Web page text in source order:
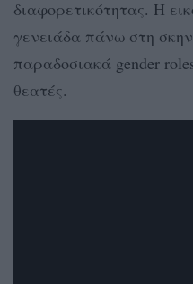
διαφορετικότητας. Η
γενειάδα πάνω στη
παραδοσιακά gender
θεατές.